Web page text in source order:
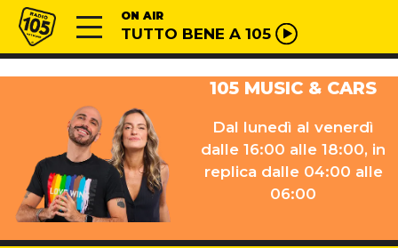
Vai al contenuto
Radio 105 ON AIR
TUTTO BENE A 105
105 MUSIC & CARS
Dal lunedì al venerdì
dalle 16:00 alle 18:00, in
replica dalle 04:00 alle
06:00